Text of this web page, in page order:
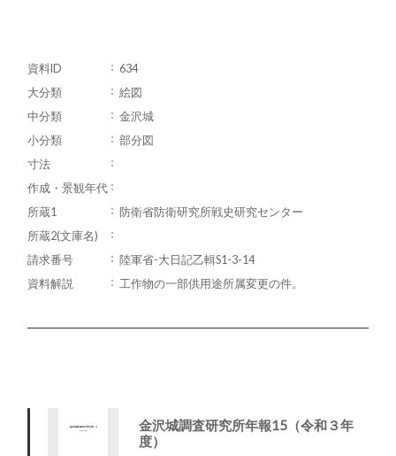
資料ID
634
大分類
絵図
中分類
金沢城
小分類
部分図
寸法
作成・景観年代
所蔵1
防衛省防衛研究所戦史研究センター
所蔵2(文庫名)
請求番号
陸軍省-大日記乙輯S1-3-14
資料解説
工作物の一部供用途所属変更の件。
金沢城調査研究所年報15（令和３年
度）